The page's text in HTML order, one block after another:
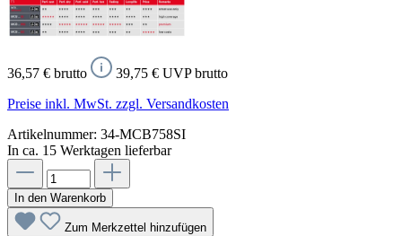
36,57 € brutto
39,75 € UVP brutto
Preise inkl. MwSt. zzgl. Versandkosten
Artikelnummer: 34-MCB758SI
In ca. 15 Werktagen lieferbar
In den Warenkorb
Zum Merkzettel hinzufügen